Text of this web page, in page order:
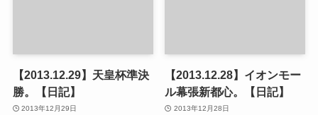
【2013.12.29】天皇杯準決
勝。【日記】
2013年12月29日
【2013.12.28】イオンモー
ル幕張新都心。【日記】
2013年12月28日